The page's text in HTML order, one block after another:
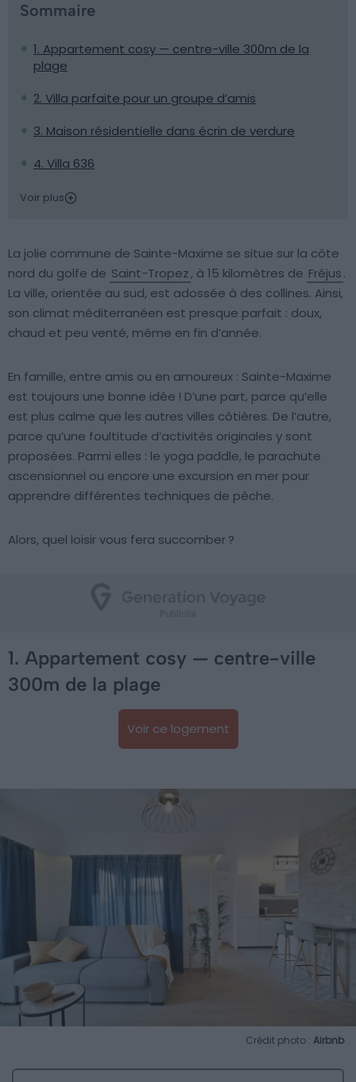
Sommaire
1. Appartement cosy — centre-ville 300m de la
plage
2. Villa parfaite pour un groupe d’amis
3. Maison résidentielle dans écrin de verdure
4. Villa 636
Voir plus
La jolie commune de Sainte-Maxime se situe sur la côte
nord du golfe de Saint-Tropez, à 15 kilomètres de Fréjus.
La ville, orientée au sud, est adossée à des collines. Ainsi,
son climat méditerranéen est presque parfait : doux,
chaud et peu venté, même en fin d’année.
En famille, entre amis ou en amoureux : Sainte-Maxime
est toujours une bonne idée ! D’une part, parce qu’elle
est plus calme que les autres villes côtières. De l’autre,
parce qu’une foultitude d’activités originales y sont
proposées. Parmi elles : le yoga paddle, le parachute
ascensionnel ou encore une excursion en mer pour
apprendre différentes techniques de pêche.
Alors, quel loisir vous fera succomber ?
1. Appartement cosy — centre-ville
300m de la plage
Voir ce logement
Crédit photo : Airbnb